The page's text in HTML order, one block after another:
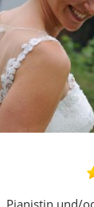
Pianistin und/